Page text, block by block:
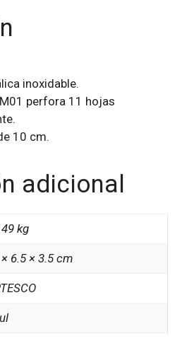
inoxidable.
perfora 11 hojas
10 cm.
adicional
kg
× 6.5 × 3.5 cm